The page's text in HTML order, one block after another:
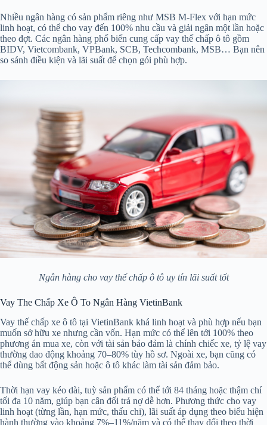
Nhiều ngân hàng có sản phẩm riêng như MSB M-Flex với hạn mức
linh hoạt, có thể cho vay đến 100% nhu cầu và giải ngân một lần hoặc
theo đợt. Các ngân hàng phổ biến cung cấp vay thế chấp ô tô gồm
BIDV, Vietcombank, VPBank, SCB, Techcombank, MSB… Bạn nên
so sánh điều kiện và lãi suất để chọn gói phù hợp.
Ngân hàng cho vay thế chấp ô tô uy tín lãi suất tốt
Vay The Chấp Xe Ô To Ngân Hàng VietinBank
Vay thế chấp xe ô tô tại VietinBank khá linh hoạt và phù hợp nếu bạn
muốn sở hữu xe nhưng cần vốn. Hạn mức có thể lên tới 100% theo
phương án mua xe, còn với tài sản bảo đảm là chính chiếc xe, tỷ lệ vay
thường dao động khoảng 70–80% tùy hồ sơ. Ngoài xe, bạn cũng có
thể dùng bất động sản hoặc ô tô khác làm tài sản đảm bảo.
Thời hạn vay kéo dài, tuỳ sản phẩm có thể tới 84 tháng hoặc thậm chí
tối đa 10 năm, giúp bạn cân đối trả nợ dễ hơn. Phương thức cho vay
linh hoạt (từng lần, hạn mức, thấu chi), lãi suất áp dụng theo biểu hiện
hành thường vào khoảng 7%–11%/năm và có thể thay đổi theo thời